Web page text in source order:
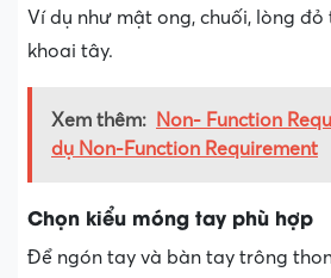
Ví dụ như mật ong, chuối, lòng
khoai tây.
Xem thêm:
Non- Function
dụ Non-Function Requirement
Chọn kiểu móng tay phù hợp
Để ngón tay và bàn tay trông